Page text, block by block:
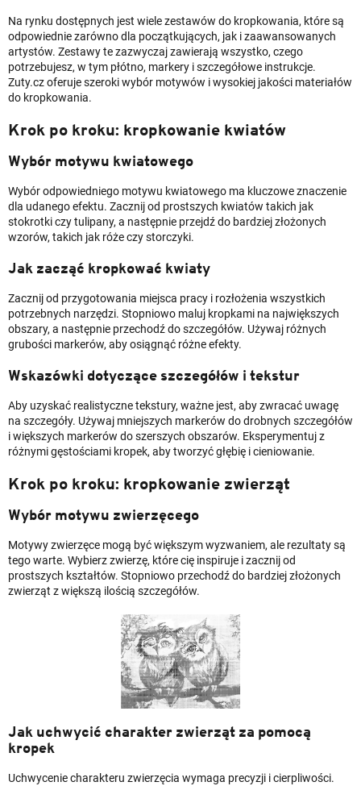
Na rynku dostępnych jest wiele zestawów do kropkowania, które są
odpowiednie zarówno dla początkujących, jak i zaawansowanych
artystów. Zestawy te zazwyczaj zawierają wszystko, czego
potrzebujesz, w tym płótno, markery i szczegółowe instrukcje.
Zuty.cz oferuje szeroki wybór motywów i wysokiej jakości materiałów
do kropkowania.
Krok po kroku: kropkowanie kwiatów
Wybór motywu kwiatowego
Wybór odpowiedniego motywu kwiatowego ma kluczowe znaczenie
dla udanego efektu. Zacznij od prostszych kwiatów takich jak
stokrotki czy tulipany, a następnie przejdź do bardziej złożonych
wzorów, takich jak róże czy storczyki.
Jak zacząć kropkować kwiaty
Zacznij od przygotowania miejsca pracy i rozłożenia wszystkich
potrzebnych narzędzi. Stopniowo maluj kropkami na największych
obszary, a następnie przechodź do szczegółów. Używaj różnych
grubości markerów, aby osiągnąć różne efekty.
Wskazówki dotyczące szczegółów i tekstur
Aby uzyskać realistyczne tekstury, ważne jest, aby zwracać uwagę
na szczegóły. Używaj mniejszych markerów do drobnych szczegółów
i większych markerów do szerszych obszarów. Eksperymentuj z
różnymi gęstościami kropek, aby tworzyć głębię i cieniowanie.
Krok po kroku: kropkowanie zwierząt
Wybór motywu zwierzęcego
Motywy zwierzęce mogą być większym wyzwaniem, ale rezultaty są
tego warte. Wybierz zwierzę, które cię inspiruje i zacznij od
prostszych kształtów. Stopniowo przechodź do bardziej złożonych
zwierząt z większą ilością szczegółów.
Jak uchwycić charakter zwierząt za pomocą
kropek
Uchwycenie charakteru zwierzęcia wymaga precyzji i cierpliwości.